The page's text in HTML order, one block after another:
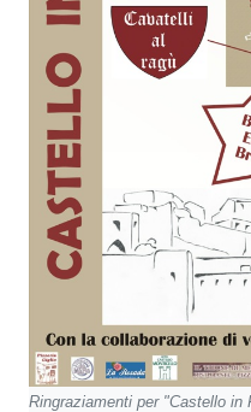
Ringraziamenti per "Castello in